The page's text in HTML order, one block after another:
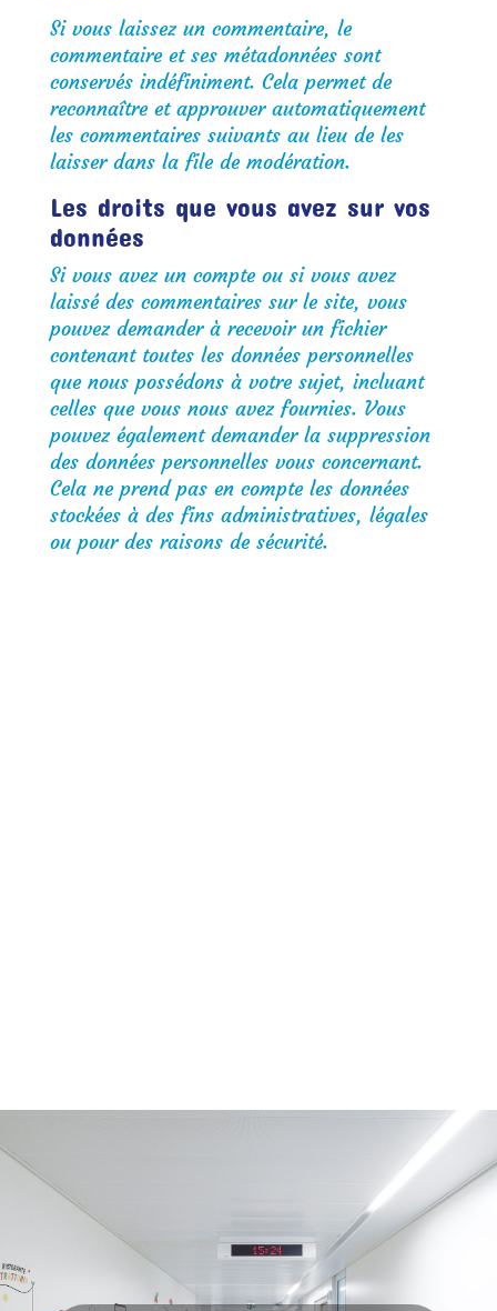
Si vous laissez un commentaire, le
commentaire et ses métadonnées sont
conservés indéfiniment. Cela permet de
reconnaître et approuver automatiquement
les commentaires suivants au lieu de les
laisser dans la file de modération.
Les droits que vous avez sur vos
données
Si vous avez un compte ou si vous avez
laissé des commentaires sur le site, vous
pouvez demander à recevoir un fichier
contenant toutes les données personnelles
que nous possédons à votre sujet, incluant
celles que vous nous avez fournies. Vous
pouvez également demander la suppression
des données personnelles vous concernant.
Cela ne prend pas en compte les données
stockées à des fins administratives, légales
ou pour des raisons de sécurité.